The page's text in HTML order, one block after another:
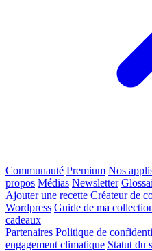
Communauté Premium Nos
propos Médias Newsletter
Ajouter une recette Créateur de
Wordpress Guide de ma
cadeaux
Partenaires Politique de
engagement climatique Statut du